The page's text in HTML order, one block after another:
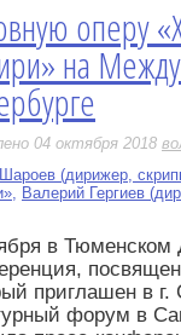
оперу
на
04 октября 2018
(дирижер,
, Валерий Гергиев
в Тюменском
приглашен в
форум в